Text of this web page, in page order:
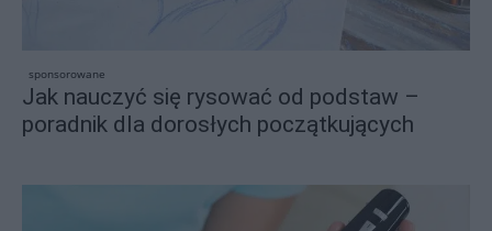
sponsorowane
Jak nauczyć się rysować od podstaw –
poradnik dla dorosłych początkujących